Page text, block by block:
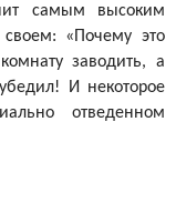
самым высоким
«Почему это
заводить, а
И некоторое
отведенном